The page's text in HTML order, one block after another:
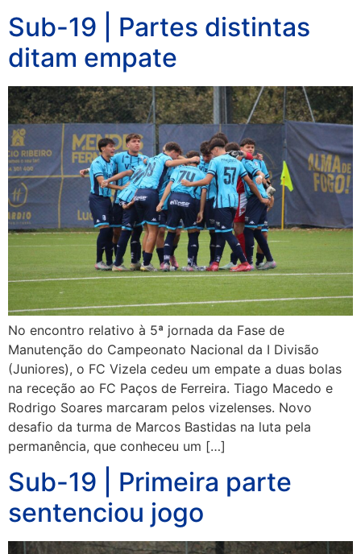
Sub-19 | Partes distintas
ditam empate
No encontro relativo à 5ª jornada da Fase de
Manutenção do Campeonato Nacional da I Divisão
(Juniores), o FC Vizela cedeu um empate a duas bolas
na receção ao FC Paços de Ferreira. Tiago Macedo e
Rodrigo Soares marcaram pelos vizelenses. Novo
desafio da turma de Marcos Bastidas na luta pela
permanência, que conheceu um […]
Sub-19 | Primeira parte
sentenciou jogo